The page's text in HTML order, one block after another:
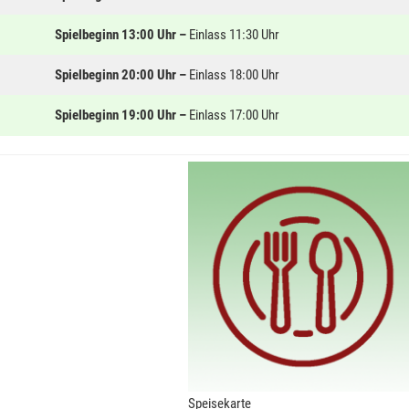
Spielbeginn 13:00 Uhr – Einlass 11:30 Uhr
Spielbeginn20:00 Uhr – Einlass 18:00 Uhr
Spielbeginn 19:00 Uhr – Einlass 17:00 Uhr
Speisekarte